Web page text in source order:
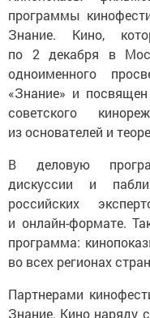
программы
Знание. Кино,
по 2 декабря в
одноименного
«Знание» и
советского
из основателей и
В деловую
дискуссии и
российских
и онлайн-формате.
программа:
во всех регионах
Партнерами
Знание. Кино наряду